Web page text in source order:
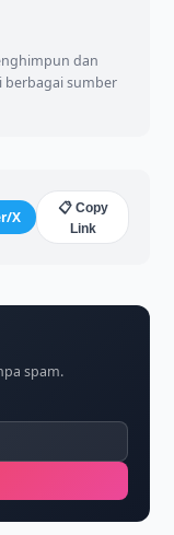
dan
berbagai sumber
X
📋 Copy
Link
spam.